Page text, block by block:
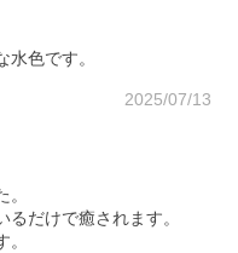
色です。
2025/07/13
るだけで癒されます。